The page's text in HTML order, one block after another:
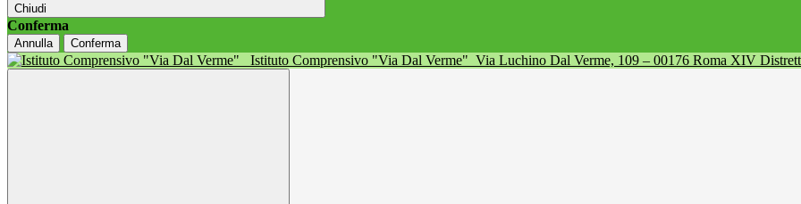
Chiudi
Conferma
Annulla Conferma
Istituto Comprensivo "Via Dal Verme" Via Luchino Dal Verme, 109 – 00176 Roma XIV